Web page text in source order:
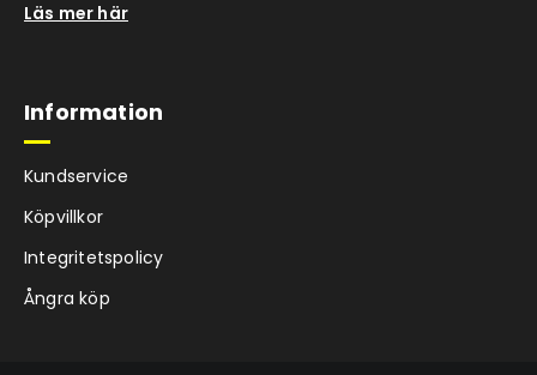
Läs mer här
Information
Kundservice
Köpvillkor
Integritetspolicy
Ångra köp